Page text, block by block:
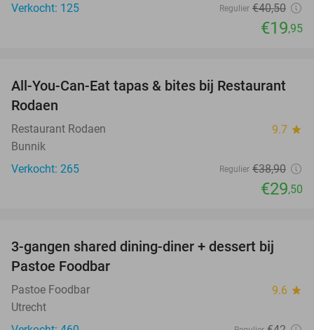
Verkocht: 125
Regulier €40,50
€19,95
24%
All-You-Can-Eat tapas & bites bij Restaurant
Rodaen
Restaurant Rodaen 9.7 star
Bunnik
Verkocht: 265
Regulier €38,90
€29,50
37%
3-gangen shared dining-diner + dessert bij
Pastoe Foodbar
Pastoe Foodbar 9.6 star
Utrecht